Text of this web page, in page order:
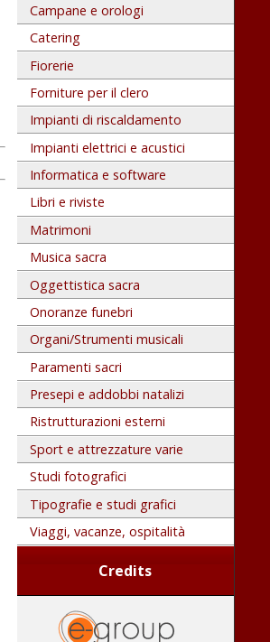
Campane e orologi
Catering
Fiorerie
Forniture per il clero
Impianti di riscaldamento
Impianti elettrici e acustici
Informatica e software
Libri e riviste
Matrimoni
Musica sacra
Oggettistica sacra
Onoranze funebri
Organi/Strumenti musicali
Paramenti sacri
Presepi e addobbi natalizi
Ristrutturazioni esterni
Sport e attrezzature varie
Studi fotografici
Tipografie e studi grafici
Viaggi, vacanze, ospitalità
Credits